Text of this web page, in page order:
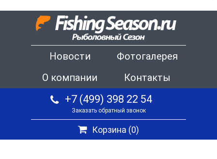
Новости
Фотогалерея
О компании
Контакты
+7 (499) 398 22 54
Заказать обратный звонок
Корзина (0)